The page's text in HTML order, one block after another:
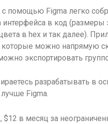
с помощью Figma легко
в код (размеры
в hex и так далее).
которые можно напрямую
экспортировать
разрабатывать в
Figma.
$12 в месяц за